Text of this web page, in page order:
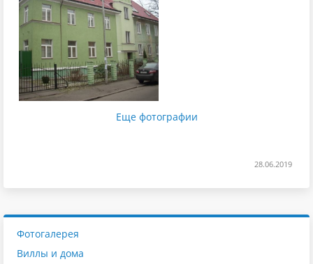
Еще фотографии
28.06.2019
Фотогалерея
Виллы и дома